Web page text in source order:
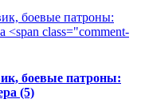
боевые патроны:
(5)